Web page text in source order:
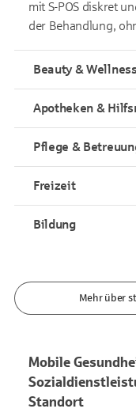
mit S-POS diskret
der Behandlung,
Beauty & Wellness
Apotheken &
Pflege &
Freizeit
Bildung
Mehr über
Mobile
Standort